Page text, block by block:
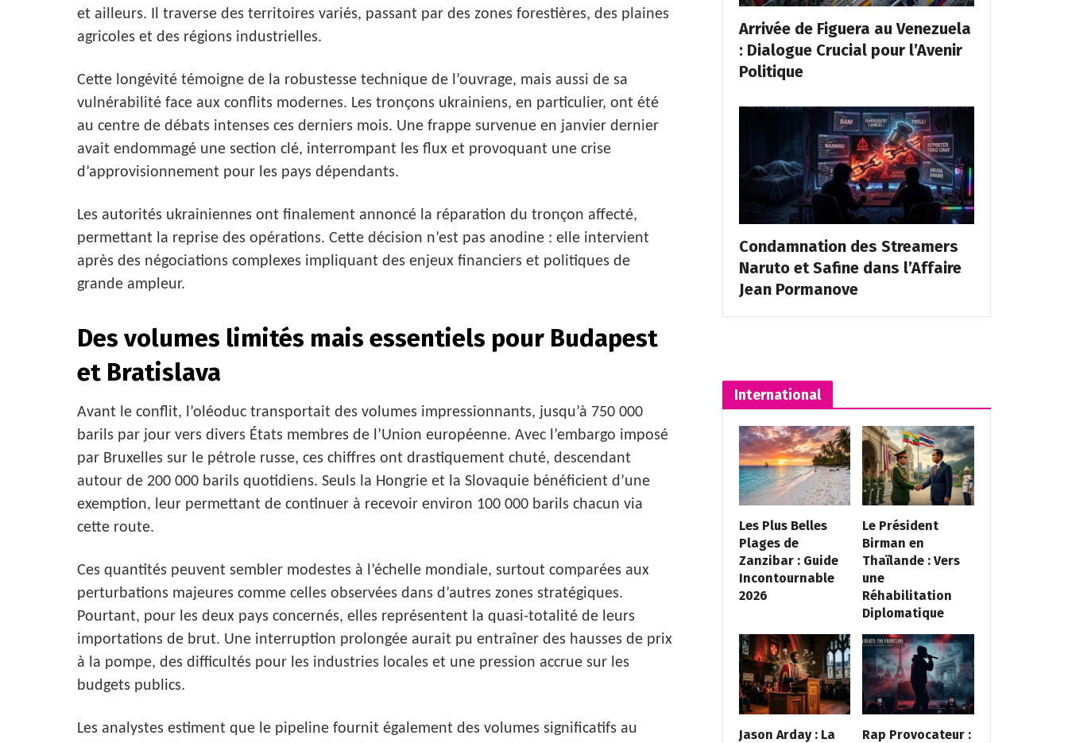
et ailleurs. Il traverse des territoires variés, passant par des zones forestières, des plaines
agricoles et des régions industrielles.
Cette longévité témoigne de la robustesse technique de l’ouvrage, mais aussi de sa
vulnérabilité face aux conflits modernes. Les tronçons ukrainiens, en particulier, ont été
au centre de débats intenses ces derniers mois. Une frappe survenue en janvier dernier
avait endommagé une section clé, interrompant les flux et provoquant une crise
d’approvisionnement pour les pays dépendants.
Les autorités ukrainiennes ont finalement annoncé la réparation du tronçon affecté,
permettant la reprise des opérations. Cette décision n’est pas anodine : elle intervient
après des négociations complexes impliquant des enjeux financiers et politiques de
grande ampleur.
Des volumes limités mais essentiels pour Budapest
et Bratislava
Avant le conflit, l’oléoduc transportait des volumes impressionnants, jusqu’à 750 000
barils par jour vers divers États membres de l’Union européenne. Avec l’embargo imposé
par Bruxelles sur le pétrole russe, ces chiffres ont drastiquement chuté, descendant
autour de 200 000 barils quotidiens. Seuls la Hongrie et la Slovaquie bénéficient d’une
exemption, leur permettant de continuer à recevoir environ 100 000 barils chacun via
cette route.
Ces quantités peuvent sembler modestes à l’échelle mondiale, surtout comparées aux
perturbations majeures comme celles observées dans d’autres zones stratégiques.
Pourtant, pour les deux pays concernés, elles représentent la quasi-totalité de leurs
importations de brut. Une interruption prolongée aurait pu entraîner des hausses de prix
à la pompe, des difficultés pour les industries locales et une pression accrue sur les
budgets publics.
Les analystes estiment que le pipeline fournit également des volumes significatifs au
Arrivée de Figuera au Venezuela
: Dialogue Crucial pour l’Avenir
Politique
Condamnation des Streamers
Naruto et Safine dans l’Affaire
Jean Pormanove
International
Les Plus Belles
Plages de
Zanzibar : Guide
Incontournable
2026
Le Président
Birman en
Thaïlande : Vers
une
Réhabilitation
Diplomatique
Jason Arday : La
Rap Provocateur :